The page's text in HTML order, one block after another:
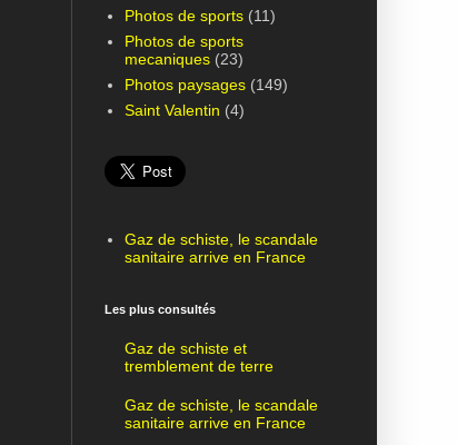
Photos de sports (11)
Photos de sports
mecaniques (23)
Photos paysages (149)
Saint Valentin (4)
Gaz de schiste, le scandale
sanitaire arrive en France
Les plus consultés
Gaz de schiste et
tremblement de terre
Gaz de schiste, le scandale
sanitaire arrive en France